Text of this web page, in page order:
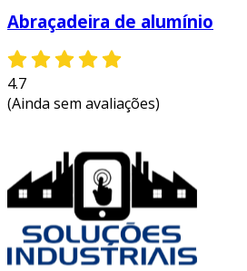
Abraçadeira de alumínio
4.7
(Ainda sem avaliações)